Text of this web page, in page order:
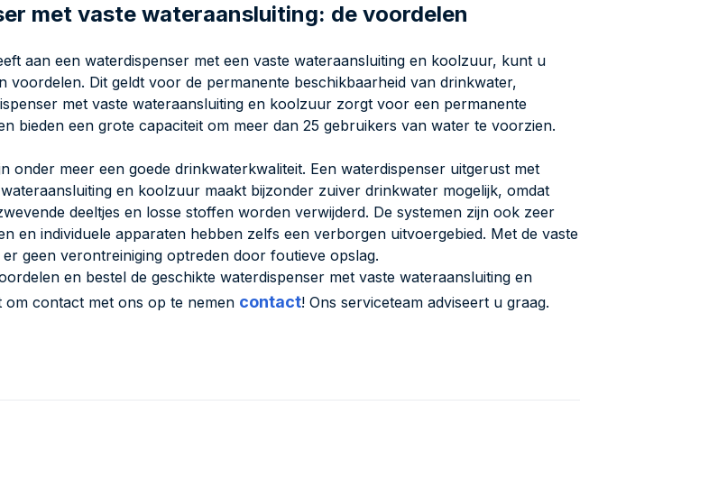
met vaste wateraansluiting: de voordelen
aan een waterdispenser met een vaste wateraansluiting en koolzuur, kunt u
voordelen. Dit geldt voor de permanente beschikbaarheid van drinkwater,
met vaste wateraansluiting en koolzuur zorgt voor een permanente
bieden een grote capaciteit om meer dan 25 gebruikers van water te voorzien.
onder meer een goede drinkwaterkwaliteit. Een waterdispenser uitgerust met
en koolzuur maakt bijzonder zuiver drinkwater mogelijk, omdat
deeltjes en losse stoffen worden verwijderd. De systemen zijn ook zeer
en individuele apparaten hebben zelfs een verborgen uitvoergebied. Met de vaste
geen verontreiniging optreden door foutieve opslag.
en bestel de geschikte waterdispenser met vaste wateraansluiting en
contact met ons op te nemen contact! Ons serviceteam adviseert u graag.